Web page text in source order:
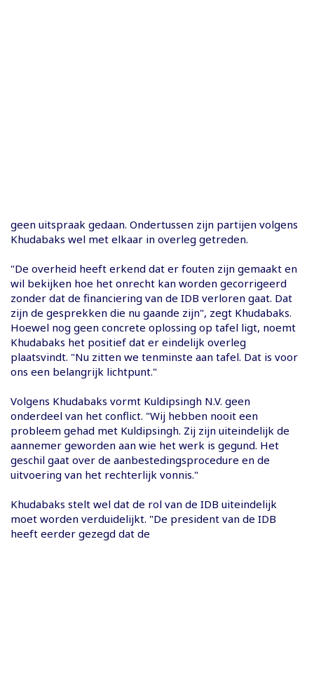
geen uitspraak gedaan. Ondertussen zijn partijen volgens
Khudabaks wel met elkaar in overleg getreden.
"De overheid heeft erkend dat er fouten zijn gemaakt en
wil bekijken hoe het onrecht kan worden gecorrigeerd
zonder dat de financiering van de IDB verloren gaat. Dat
zijn de gesprekken die nu gaande zijn", zegt Khudabaks.
Hoewel nog geen concrete oplossing op tafel ligt, noemt
Khudabaks het positief dat er eindelijk overleg
plaatsvindt. "Nu zitten we tenminste aan tafel. Dat is voor
ons een belangrijk lichtpunt."
Volgens Khudabaks vormt Kuldipsingh N.V. geen
onderdeel van het conflict. "Wij hebben nooit een
probleem gehad met Kuldipsingh. Zij zijn uiteindelijk de
aannemer geworden aan wie het werk is gegund. Het
geschil gaat over de aanbestedingsprocedure en de
uitvoering van het rechterlijk vonnis."
Khudabaks stelt wel dat de rol van de IDB uiteindelijk
moet worden verduidelijkt. "De president van de IDB
heeft eerder gezegd dat de